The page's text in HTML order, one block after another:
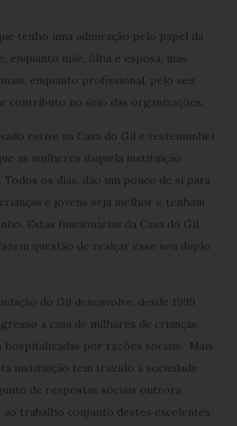
tenho uma admiração pelo papel da
enquanto mãe, filha e esposa, mas
mais, enquanto profissional, pelo seu
contributo no seio das organizações.
estive na Casa do Gil e testemunhei
as mulheres daquela instituição
Todos os dias, dão um pouco de si para
e jovens seja melhor e tenham
Estas funcionárias da Casa do Gil,
questão de realçar esse seu duplo
do Gil desenvolve, desde 1999,
a casa de milhares de crianças,
hospitalizadas por razões sociais. Mais
instituição tem trazido à sociedade
de respostas sociais outrora
ao trabalho conjunto destes excelentes